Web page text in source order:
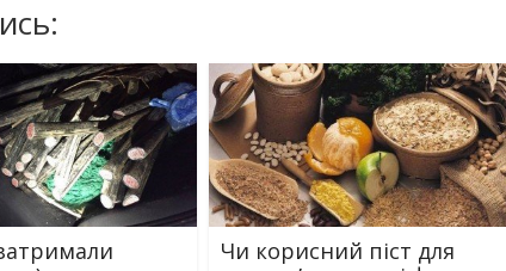
Чи корисний піст для